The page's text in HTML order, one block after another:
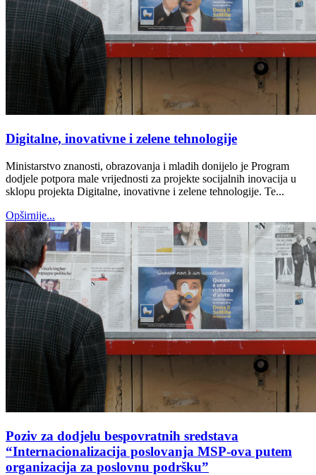
Digitalne, inovativne i zelene tehnologije
Ministarstvo znanosti, obrazovanja i mladih donijelo je Program
dodjele potpora male vrijednosti za projekte socijalnih inovacija u
sklopu projekta Digitalne, inovativne i zelene tehnologije. Te...
Opširnije...
Poziv za dodjelu bespovratnih sredstava
“Internacionalizacija poslovanja MSP-ova putem
organizacija za poslovnu podršku”